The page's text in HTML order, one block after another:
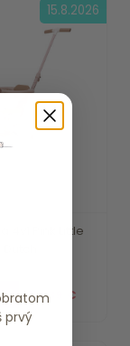
4v1 Pink Little
112.39 €
15.8.2026
prvý